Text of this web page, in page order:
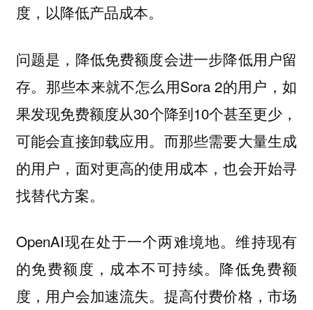
度，以降低产品成本。
问题是，降低免费额度会进一步降低用户留
存。那些本来就不怎么用Sora 2的用户，如
果发现免费额度从30个降到10个甚至更少，
可能会直接卸载应用。而那些需要大量生成
的用户，面对更高的使用成本，也会开始寻
找替代方案。
OpenAI现在处于一个两难境地。维持现有
的免费额度，成本不可持续。降低免费额
度，用户会加速流失。提高付费价格，市场